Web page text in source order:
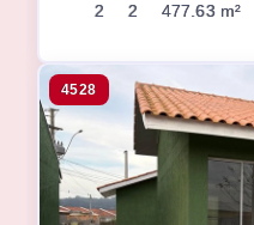
2 2 477.63 m²
4528